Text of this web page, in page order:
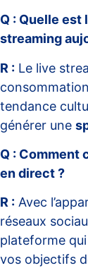
Q : Quelle est
streaming
R : Le live
tendance
générer une
Q : Comment
en direct ?
R : Avec
réseaux
plateforme
vos objectifs